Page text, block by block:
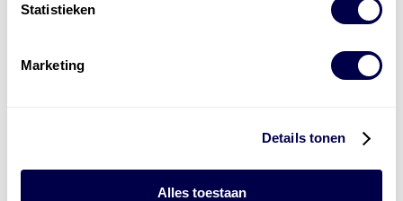
Statistieken
Marketing
Details tonen
Alles toestaan